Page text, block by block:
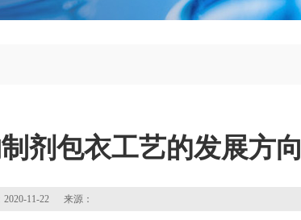
剂包衣工艺的发展方向
2020-11-22 来源：